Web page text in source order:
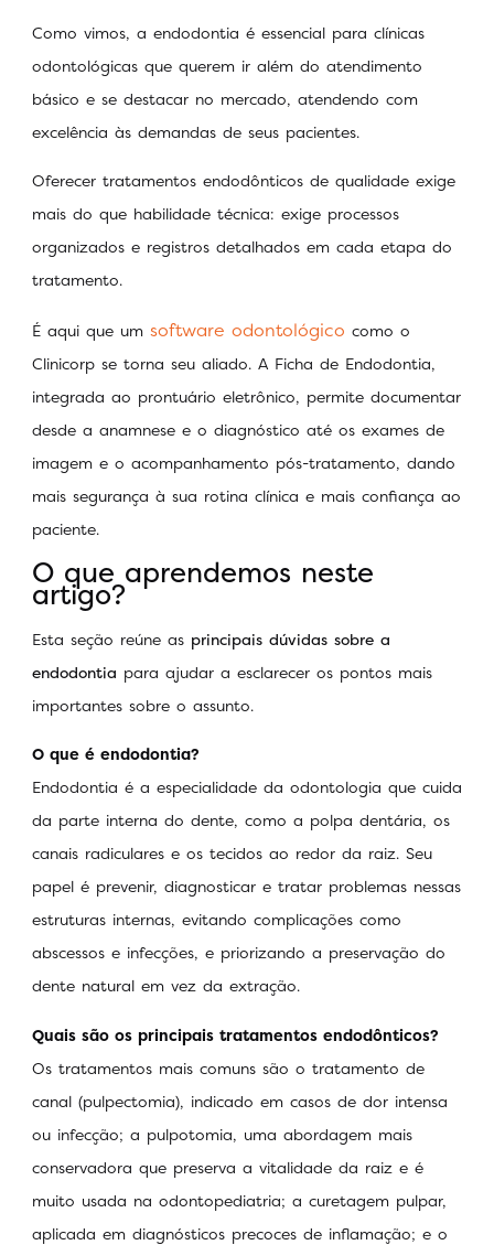
Como vimos, a endodontia é essencial para clínicas
odontológicas que querem ir além do atendimento
básico e se destacar no mercado, atendendo com
excelência às demandas de seus pacientes.
Oferecer tratamentos endodônticos de qualidade exige
mais do que habilidade técnica: exige processos
organizados e registros detalhados em cada etapa do
tratamento.
É aqui que um software odontológico como o
Clinicorp se torna seu aliado. A Ficha de Endodontia,
integrada ao prontuário eletrônico, permite documentar
desde a anamnese e o diagnóstico até os exames de
imagem e o acompanhamento pós-tratamento, dando
mais segurança à sua rotina clínica e mais confiança ao
paciente.
O que aprendemos neste
artigo?
Esta seção reúne as principais dúvidas sobre a
endodontia para ajudar a esclarecer os pontos mais
importantes sobre o assunto.
O que é endodontia?
Endodontia é a especialidade da odontologia que cuida
da parte interna do dente, como a polpa dentária, os
canais radiculares e os tecidos ao redor da raiz. Seu
papel é prevenir, diagnosticar e tratar problemas nessas
estruturas internas, evitando complicações como
abscessos e infecções, e priorizando a preservação do
dente natural em vez da extração.
Quais são os principais tratamentos endodônticos?
Os tratamentos mais comuns são o tratamento de
canal (pulpectomia), indicado em casos de dor intensa
ou infecção; a pulpotomia, uma abordagem mais
conservadora que preserva a vitalidade da raiz e é
muito usada na odontopediatria; a curetagem pulpar,
aplicada em diagnósticos precoces de inflamação; e o